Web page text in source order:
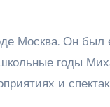
Москва. Он
годы
и